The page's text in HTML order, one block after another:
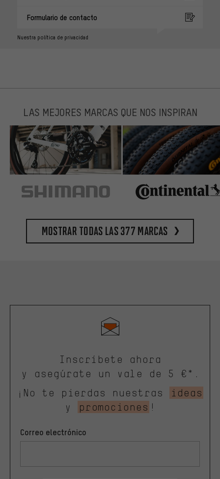
Formulario de contacto
Nuestra política de privacidad
LAS MEJORES MARCAS QUE NOS INSPIRAN
Mostrar todas las 377 marcas
Inscríbete ahora
y asegúrate un vale de 5 €*.
¡No te pierdas nuestras
ideas
y
promociones !
Correo electrónico